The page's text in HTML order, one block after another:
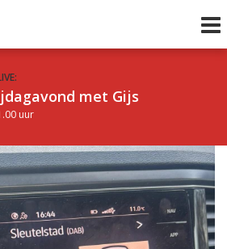
met Gijs
uur
uur 1 van 0 Volgend uur